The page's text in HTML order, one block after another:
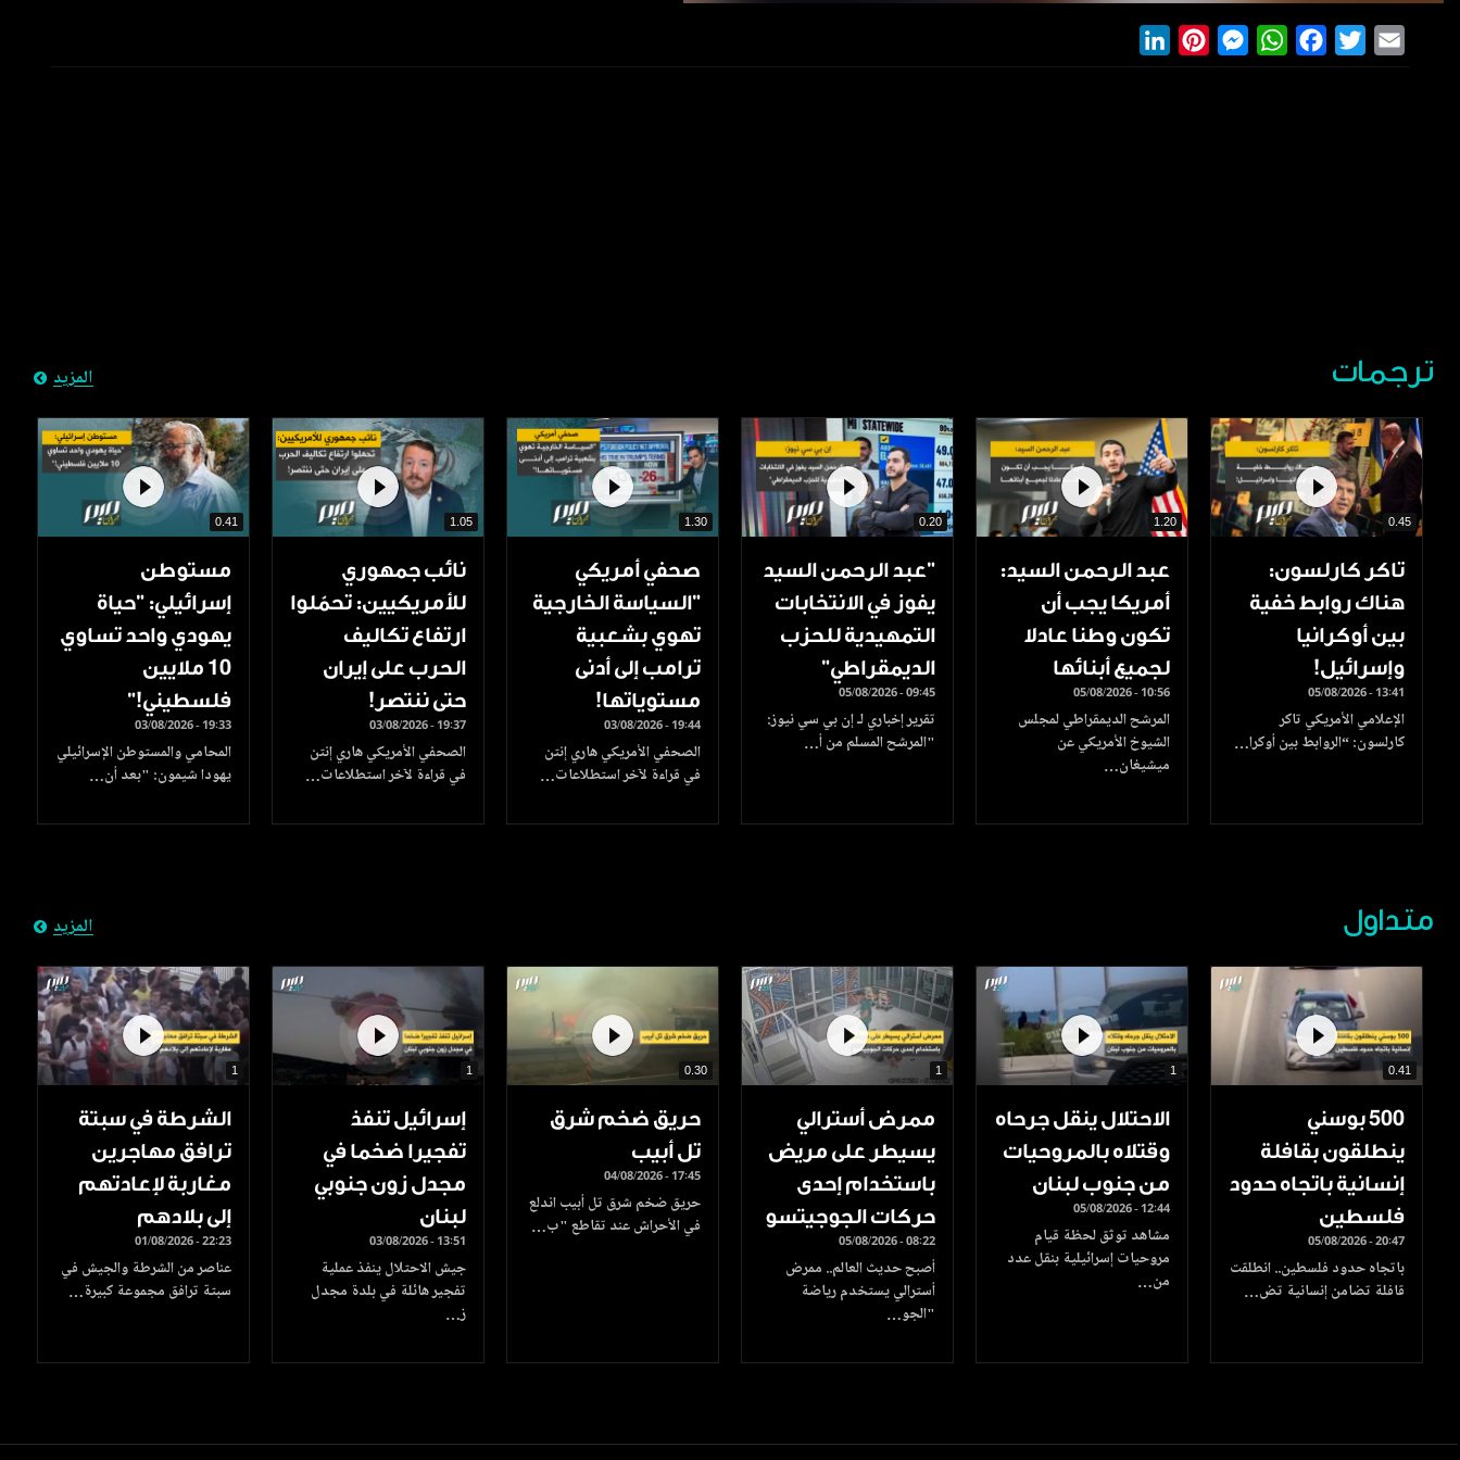
LinkedInPinterestMessengerWhatsAppFacebook
Twitter
ترجمات المزيد
0.45
تاكر كارلسون:
هناك روابط خفية
بين أوكرانيا
وإسرائيل!
05/08/2026 - 13:41
الإعلامي الأمريكي تاكر
كارلسون: “الروابط بين أوكرا…
1.20
عبد الرحمن السيد:
أمريكا يجب أن
تكون وطنا عادلا
لجميع أبنائها
05/08/2026 - 10:56
المرشح الديمقراطي لمجلس
الشيوخ الأمريكي عن
ميشيغان…
0.20
"عبد الرحمن السيد
يفوز في الانتخابات
التمهيدية للحزب
الديمقراطي"
05/08/2026 - 09:45
تقرير إخباري لـ إن بي سي نيوز:
"المرشح المسلم من أ…
1.30
صحفي أمريكي
"السياسة الخارجية
تهوي بشعبية
ترامب إلى أدنى
مستوياتها!
03/08/2026 - 19:44
الصحفي الأمريكي هاري إنتن
في قراءة لآخر استطلاعات…
1.05
نائب جمهوري
للأمريكيين: تحمّلوا
ارتفاع تكاليف
الحرب على إيران
حتى ننتصر!
03/08/2026 - 19:37
الصحفي الأمريكي هاري إنتن
في قراءة لآخر استطلاعات…
0.41
مستوطن
إسرائيلي: "حياة
يهودي واحد تساوي
10 ملايين
فلسطيني!”
03/08/2026 - 19:33
المحامي والمستوطن الإسرائيلي
يهودا شيمون: "بعد أن…
متداول المزيد
0.41
500 بوسني
ينطلقون بقافلة
إنسانية باتجاه حدود
فلسطين
05/08/2026 - 20:47
باتجاه حدود فلسطين.. انطلقت
قافلة تضامن إنسانية تض…
1
الاحتلال ينقل جرحاه
وقتلاه بالمروحيات
من جنوب لبنان
05/08/2026 - 12:44
مشاهد توثق لحظة قيام
مروحيات إسرائيلية بنقل عدد
من…
1
ممرض أسترالي
يسيطر على مريض
باستخدام إحدى
حركات الجوجيتسو
05/08/2026 - 08:22
أصبح حديث العالم.. ممرض
أسترالي يستخدم رياضة
"الجو…
0.30
حريق ضخم شرق
تل أبيب
04/08/2026 - 17:45
حريق ضخم شرق تل أبيب اندلع
في الأحراش عند تقاطع "ب…
1
إسرائيل تنفذ
تفجيرا ضخما في
مجدل زون جنوبي
لبنان
03/08/2026 - 13:51
جيش الاحتلال ينفذ عملية
تفجير هائلة في بلدة مجدل
ز…
1
الشرطة في سبتة
ترافق مهاجرين
مغاربة لإعادتهم
إلى بلادهم
01/08/2026 - 22:23
عناصر من الشرطة والجيش في
سبتة ترافق مجموعة كبيرة…